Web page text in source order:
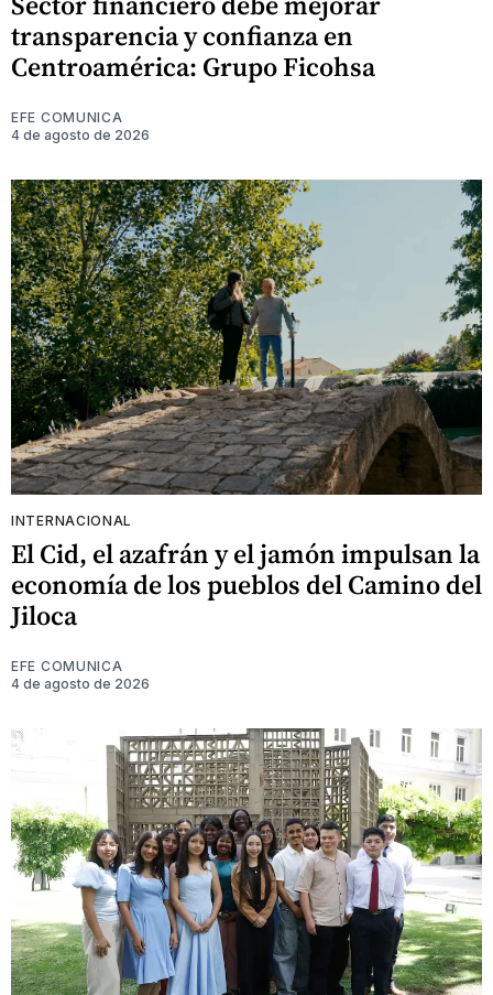
transparencia y confianza en
Centroamérica: Grupo Ficohsa
EFE COMUNICA
4 de agosto de 2026
INTERNACIONAL
El Cid, el azafrán y el jamón impulsan la
economía de los pueblos del Camino del
Jiloca
EFE COMUNICA
4 de agosto de 2026